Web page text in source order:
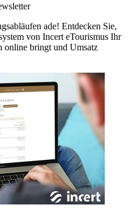
ade! Entdecken Sie,
von Incert eTourismus Ihr
online bringt und Umsatz